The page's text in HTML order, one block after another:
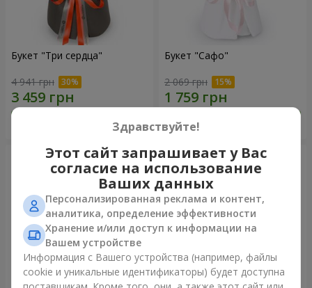
Букет "Три сердца"
4 941 грн
Букет "Сафо"
2 069 грн
Здравствуйте!
Этот сайт запрашивает у Вас
согласие на использование
Ваших данных
Персонализированная реклама и контент,
аналитика, определение эффективности
Хранение и/или доступ к информации на
Вашем устройстве
Информация с Вашего устройства (например, файлы
cookie и уникальные идентификаторы) будет доступна